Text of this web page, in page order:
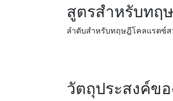
สูตรสำหรับทฤ
ลำดับสำหรับทฤษฎีโคลแรตซ์ส
วัตถุประสงค์ข